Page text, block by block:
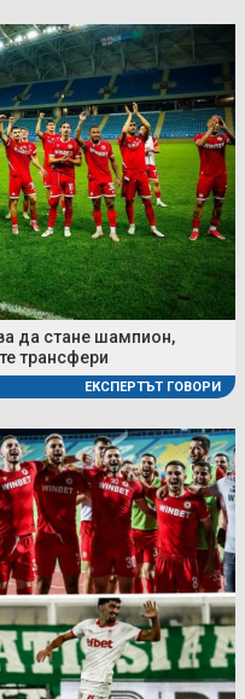
да стане шампион,
трансфери
ЕКСПЕРТЪТ ГОВОРИ